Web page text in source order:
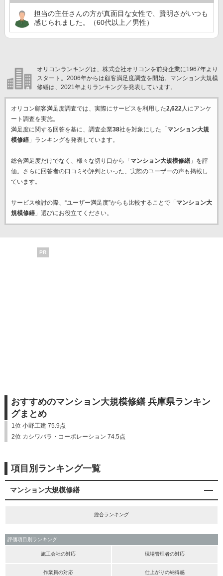
担当の主任さんの方が真面目な女性で、賢明さがいつも
感じられました。（60代以上／男性）
オリコンランキングは、株式会社オリコンを前身企業に1967年より
スタート。2006年からは顧客満足度調査を開始。マンション大規模
修繕は、2021年よりランキングを発表しています。
オリコン顧客満足度調査では、実際にサービスを利用した2,622人にアンケ
ート調査を実施。
満足度に関する回答を基に、調査企業38社を対象にした「 マンション大規
模修繕」ランキングを発表しています。
総合満足度だけでなく、様々な切り口から「 マンション大規模修繕」を評
価。さらに回答者の口コミや評判といった、実際のユーザーの声も掲載し
ています。
サービス検討の際、“ユーザー満足度”からも比較することで「 マンション大
規模修繕」選びにお役立てください。
PR
おすすめのマンション大規模修繕 兵庫県ランキン
グまとめ
1位 小野工建 75.9点
2位 カシワバラ・コーポレーション 74.5点
項目別ランキング一覧
マンション大規模修繕
総合ランキング
評価項目別ランキング
施工会社の対応 現場管理者の対応
作業員の対応 仕上がりの納得感